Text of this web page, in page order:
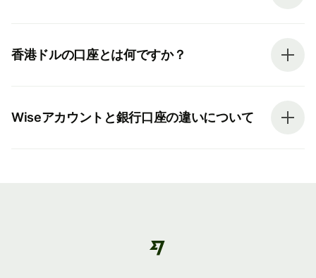
香港ドルの口座とは何ですか？
Wiseアカウントと銀行口座の違いについて